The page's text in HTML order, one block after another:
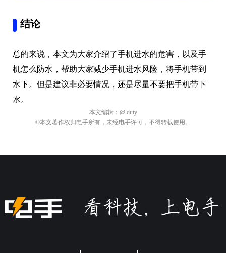
结论
总的来说，本文为大家介绍了手机进水的危害，以及手
机怎么防水，帮助大家减少手机进水风险，将手机带到
水下。但是建议非必要情况，还是尽量不要把手机带下
水。
本文编辑： @ duty
©本文著作权归电手所有，未经电手许可，不得转载使用。